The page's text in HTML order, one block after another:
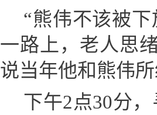
“熊伟不该被
一路上，老人思
说当年他和熊伟
下午2点30分